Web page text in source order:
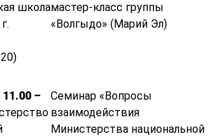
школамастер-класс группы
«Волгыдо» (Марий Эл)
11.00 –
Семинар «Вопросы
взаимодействия
Министерства национальной